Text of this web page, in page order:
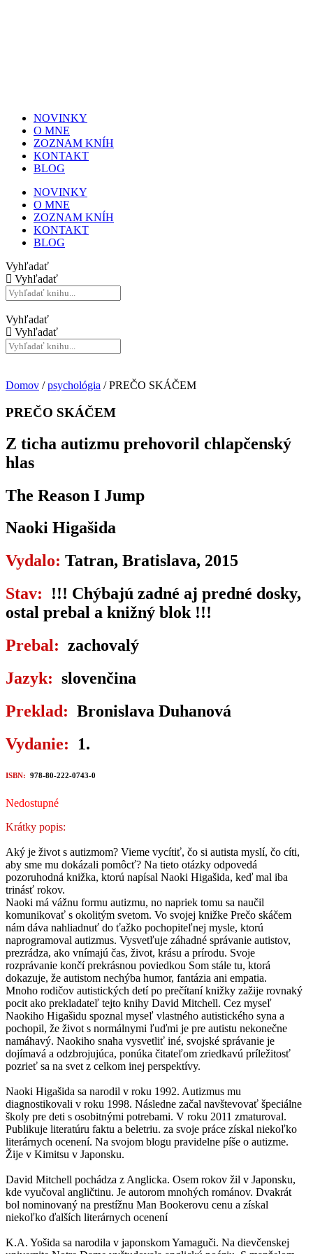
NOVINKY
O MNE
ZOZNAM KNÍH
KONTAKT
BLOG
NOVINKY
O MNE
ZOZNAM KNÍH
KONTAKT
BLOG
Vyhľadať
Vyhľadať
Vyhľadať
Vyhľadať
Domov /psychológia / PREČO SKÁČEM
PREČO SKÁČEM
Z ticha autizmu prehovoril chlapčenský
hlas
The Reason I Jump
Naoki Higašida
Vydalo: Tatran, Bratislava, 2015
Stav: !!! Chýbajú zadné aj predné dosky,
ostal prebal a knižný blok !!!
Prebal: zachovalý
Jazyk: slovenčina
Preklad: Bronislava Duhanová
Vydanie: 1.
ISBN: 978-80-222-0743-0
Nedostupné
Krátky popis:
Aký je život s autizmom? Vieme vycítiť, čo si autista myslí, čo cíti,
aby sme mu dokázali pomôcť? Na tieto otázky odpovedá
pozoruhodná knižka, ktorú napísal Naoki Higašida, keď mal iba
trinásť rokov.
Naoki má vážnu formu autizmu, no napriek tomu sa naučil
komunikovať s okolitým svetom. Vo svojej knižke Prečo skáčem
nám dáva nahliadnuť do ťažko pochopiteľnej mysle, ktorú
naprogramoval autizmus. Vysvetľuje záhadné správanie autistov,
prezrádza, ako vnímajú čas, život, krásu a prírodu. Svoje
rozprávanie končí prekrásnou poviedkou Som stále tu, ktorá
dokazuje, že autistom nechýba humor, fantázia ani empatia.
Mnoho rodičov autistických detí po prečítaní knižky zažije rovnaký
pocit ako prekladateľ tejto knihy David Mitchell. Cez myseľ
Naokiho Higašidu spoznal myseľ vlastného autistického syna a
pochopil, že život s normálnymi ľuďmi je pre autistu nekonečne
namáhavý. Naokiho snaha vysvetliť iné, svojské správanie je
dojímavá a odzbrojujúca, ponúka čitateľom zriedkavú príležitosť
pozrieť sa na svet z celkom inej perspektívy.
Naoki Higašida sa narodil v roku 1992. Autizmus mu
diagnostikovali v roku 1998. Následne začal navštevovať špeciálne
školy pre deti s osobitnými potrebami. V roku 2011 zmaturoval.
Publikuje literatúru faktu a beletriu. za svoje práce získal niekoľko
literárnych ocenení. Na svojom blogu pravidelne píše o autizme.
Žije v Kimitsu v Japonsku.
David Mitchell pochádza z Anglicka. Osem rokov žil v Japonsku,
kde vyučoval angličtinu. Je autorom mnohých románov. Dvakrát
bol nominovaný na prestížnu Man Bookerovu cenu a získal
niekoľko ďalších literárnych ocenení
K.A. Yošida sa narodila v japonskom Yamaguči. Na dievčenskej